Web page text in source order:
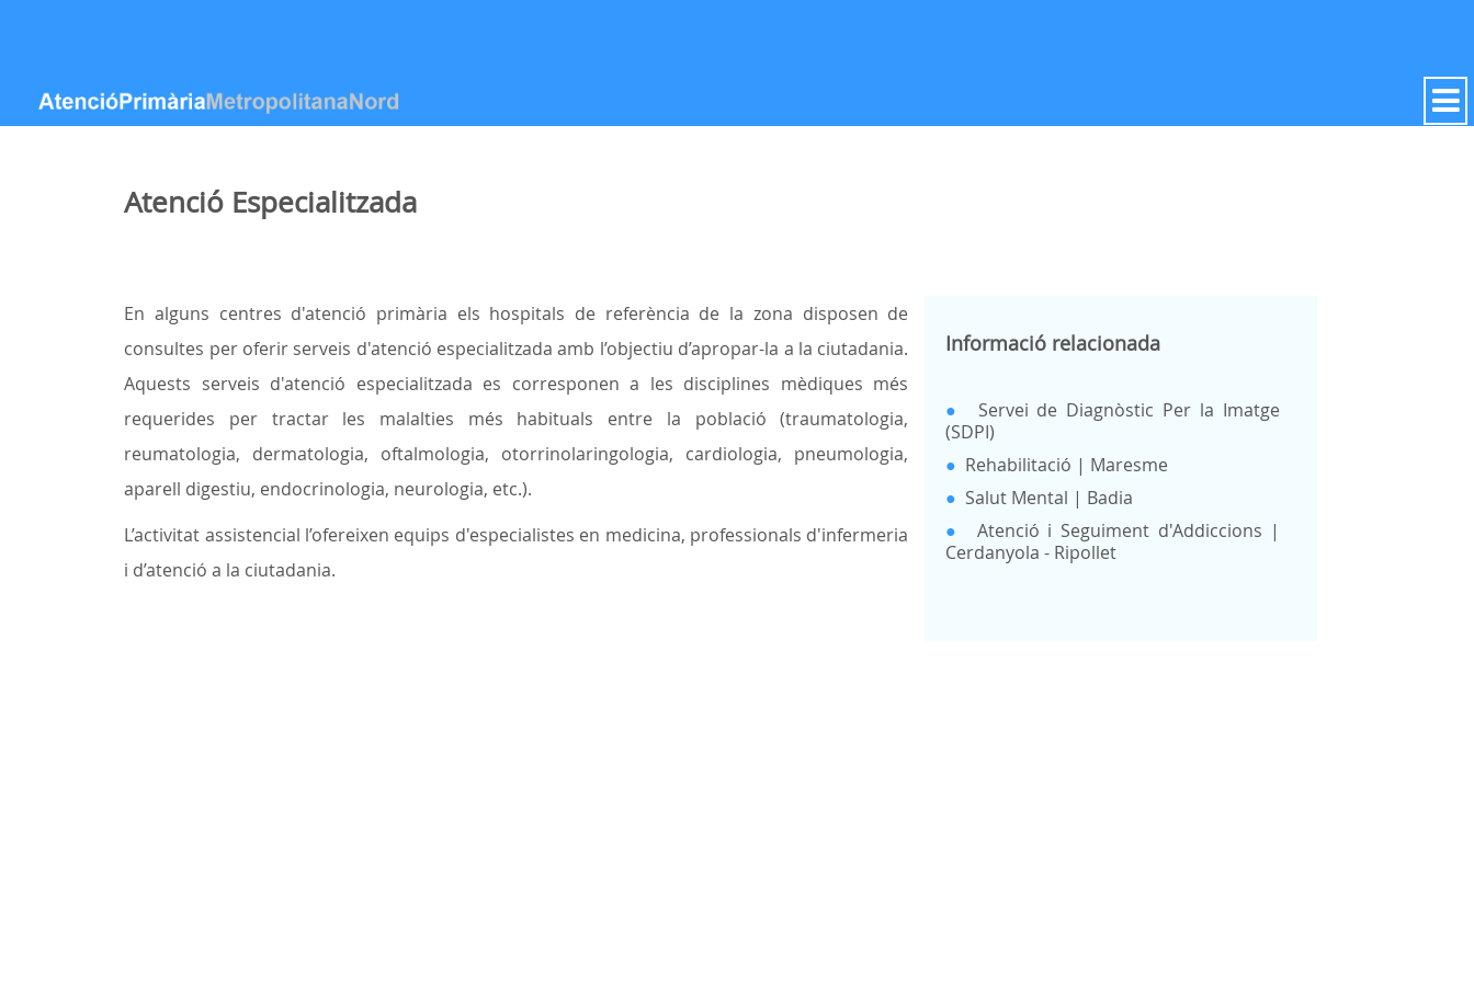
Atenció Especialitzada
En alguns centres d'atenció primària els hospitals de referència de la zona disposen de
consultes per oferir serveis d'atenció especialitzada amb l’objectiu d’apropar-la a la ciutadania.
Aquests serveis d'atenció especialitzada es corresponen a les disciplines mèdiques més
requerides per tractar les malalties més habituals entre la població (traumatologia,
reumatologia, dermatologia, oftalmologia, otorrinolaringologia, cardiologia, pneumologia,
aparell digestiu, endocrinologia, neurologia, etc.).
L’activitat assistencial l’ofereixen equips d'especialistes en medicina, professionals d'infermeria
i d’atenció a la ciutadania.
Informació relacionada
● Servei de Diagnòstic Per la Imatge
(SDPI)
● Rehabilitació | Maresme
● Salut Mental | Badia
● Atenció i Seguiment d'Addiccions |
Cerdanyola - Ripollet